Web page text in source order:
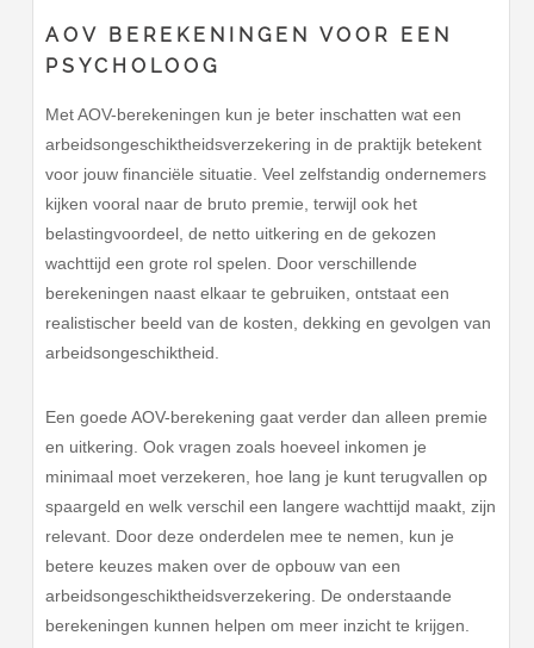
AOV BEREKENINGEN VOOR EEN
PSYCHOLOOG
Met AOV-berekeningen kun je beter inschatten wat een
arbeidsongeschiktheidsverzekering in de praktijk betekent
voor jouw financiële situatie. Veel zelfstandig ondernemers
kijken vooral naar de bruto premie, terwijl ook het
belastingvoordeel, de netto uitkering en de gekozen
wachttijd een grote rol spelen. Door verschillende
berekeningen naast elkaar te gebruiken, ontstaat een
realistischer beeld van de kosten, dekking en gevolgen van
arbeidsongeschiktheid.
Een goede AOV-berekening gaat verder dan alleen premie
en uitkering. Ook vragen zoals hoeveel inkomen je
minimaal moet verzekeren, hoe lang je kunt terugvallen op
spaargeld en welk verschil een langere wachttijd maakt, zijn
relevant. Door deze onderdelen mee te nemen, kun je
betere keuzes maken over de opbouw van een
arbeidsongeschiktheidsverzekering. De onderstaande
berekeningen kunnen helpen om meer inzicht te krijgen.